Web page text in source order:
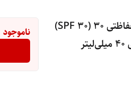
لوسیون ضد آفتاب با فاکتور حفاظتی 30 (SPF 30)
ناموجود